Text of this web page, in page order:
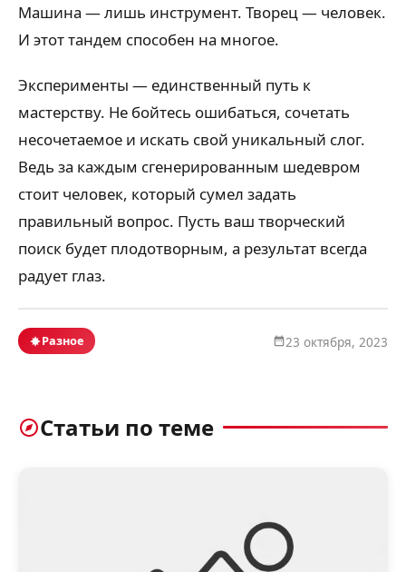
Машина — лишь инструмент. Творец — человек.
И этот тандем способен на многое.
Эксперименты — единственный путь к
мастерству. Не бойтесь ошибаться, сочетать
несочетаемое и искать свой уникальный слог.
Ведь за каждым сгенерированным шедевром
стоит человек, который сумел задать
правильный вопрос. Пусть ваш творческий
поиск будет плодотворным, а результат всегда
радует глаз.
Разное 23 октября, 2023
Статьи по теме